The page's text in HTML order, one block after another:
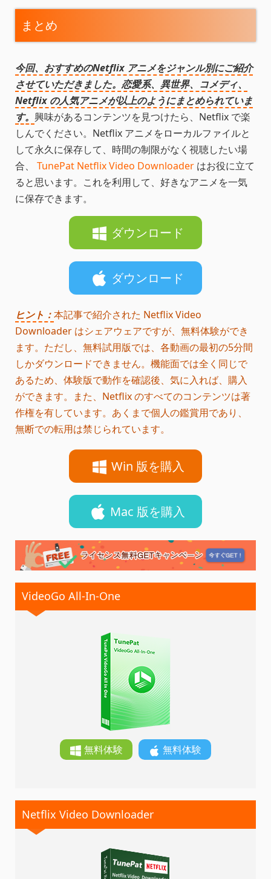
まとめ
今回、おすすめのNetflix アニメをジャンル別にご紹介
させていただきました。恋愛系、異世界、コメディ、
Netflix の人気アニメが以上のようにまとめられていま
す。 興味があるコンテンツを見つけたら、Netflix で楽
しんでください。Netflix アニメをローカルファイルと
して永久に保存して、時間の制限がなく視聴したい場
合、
TunePat Netflix Video Downloader はお役に立て
ると思います。これを利用して、好きなアニメを一気
に保存できます。
ダウンロード
ダウンロード
ヒント：本記事で紹介された Netflix Video
Downloader はシェアウェアですが、無料体験ができ
ます。ただし、無料試用版では、各動画の最初の5分間
しかダウンロードできません。機能面では全く同じで
あるため、体験版で動作を確認後、気に入れば、購入
ができます。また、Netflix のすべてのコンテンツは著
作権を有しています。あくまで個人の鑑賞用であり、
無断での転用は禁じられています。
Win 版を購入
Mac 版を購入
VideoGo All-In-One
無料体験 無料体験
Netflix Video Downloader